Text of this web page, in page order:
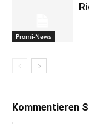
Promi-News
Kommentieren